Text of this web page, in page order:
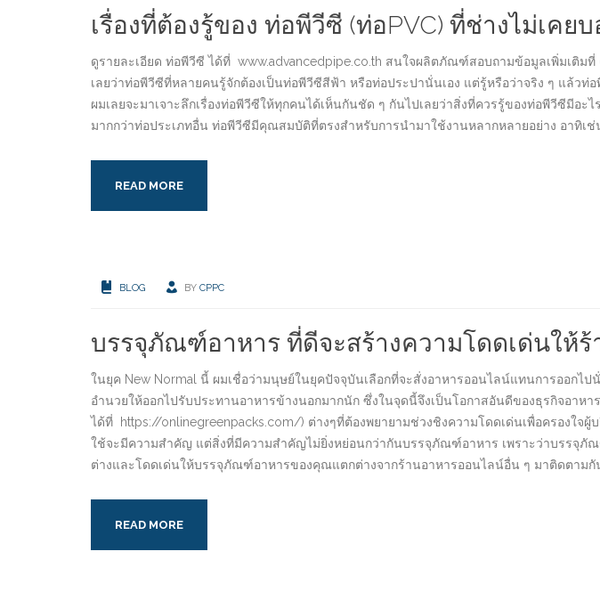
เรื่องที่ต้องรู้ของ ท่อพีวีซี (ท่อPVC) ที่ช่างไม่เคย
ดูรายละเอียด ท่อพีวีซี ได้ที่ www.advancedpipe.co.th สนใจผลิตภัณฑ์สอบถามข้อมูลเพิ่มเติม
เลยว่าท่อพีวีซีที่หลายคนรู้จักต้องเป็นท่อพีวีซีสีฟ้า หรือท่อประปานั่นเอง แต่รู้หรือว่าจริง ๆ แล้ว
ผมเลยจะมาเจาะลึกเรื่องท่อพีวีซีให้ทุกคนได้เห็นกันชัด ๆ กันไปเลยว่าสิ่งที่ควรรู้ของท่อพีวีซีมีอ
มากกว่าท่อประเภทอื่น ท่อพีวีซีมีคุณสมบัติที่ตรงสำหรับการนำมาใช้งานหลากหลายอย่าง อาทิเช่
READ MORE
BLOG BY CPPC
บรรจุภัณฑ์อาหาร ที่ดีจะสร้างความโดดเด่นให้
ในยุค New Normal นี้ ผมเชื่อว่ามนุษย์ในยุคปัจจุบันเลือกที่จะสั่งอาหารออนไลน์แทนการออกไ
อำนวยให้ออกไปรับประทานอาหารข้างนอกมากนัก ซึ่งในจุดนี้จึงเป็นโอกาสอันดีของธุรกิจอา
ได้ที่ https://onlinegreenpacks.com/) ต่างๆที่ต้องพยายามช่วงชิงความโดดเด่นเพื่อครองใจ
ใช้จะมีความสำคัญ แต่สิ่งที่มีความสำคัญไม่ยิ่งหย่อนกว่ากันบรรจุภัณฑ์อาหาร เพราะว่าบรรจุ
ต่างและโดดเด่นให้บรรจุภัณฑ์อาหารของคุณแตกต่างจากร้านอาหารออนไลน์อื่น ๆ มาติดตามกั
READ MORE